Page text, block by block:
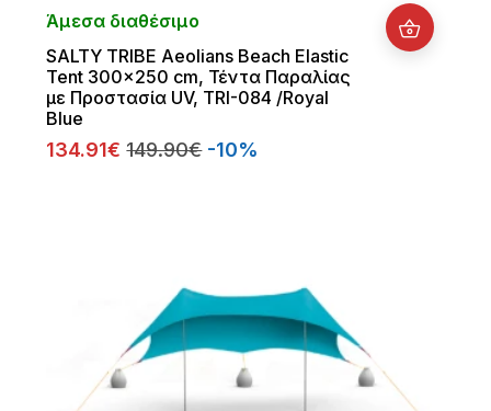
Άμεσα διαθέσιμο
SALTY TRIBE Aeolians Beach Elastic
Tent 300x250 cm, Τέντα Παραλίας
με Προστασία UV, TRI-084 /Royal
Blue
134.91€ 149.90€ -10%